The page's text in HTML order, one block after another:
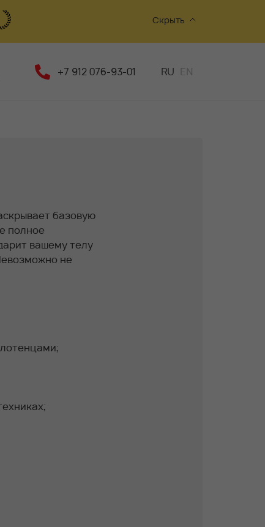
Скрыть
+7 912 076-93-01 RU EN
базовую
полное
вашему телу
не